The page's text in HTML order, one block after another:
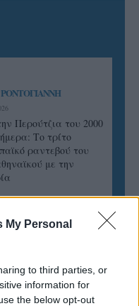
My Personal
to third parties, or
information for
the below opt-out
Περούτζια του 2000
Tο τρίτο
ραντεβού του
με την
ΠΑΠΑΪΩΑΝΝΟΥ
και σεβασμός
νίκες του